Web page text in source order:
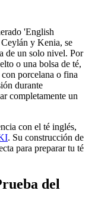
'English
y Kenia, se
de un solo nivel. Por
o una bolsa de té,
porcelana o fina
durante
completamente un
con el té inglés,
. Su construcción de
para preparar tu té
del